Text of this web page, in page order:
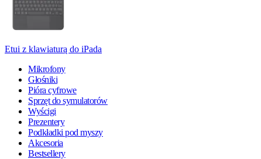
Etui z klawiaturą do iPada
Mikrofony
Głośniki
Pióra cyfrowe
Sprzęt do symulatorów
Wyścigi
Prezentery
Podkładki pod myszy
Akcesoria
Bestsellery